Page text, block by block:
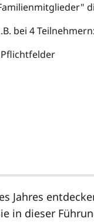
bei 4
Jahres
in dieser